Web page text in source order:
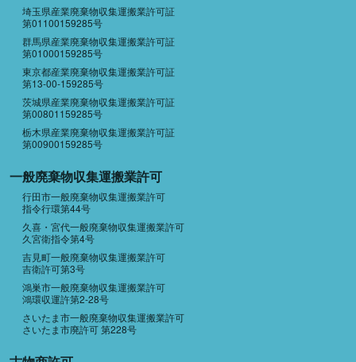
埼玉県産業廃棄物収集運搬業許可証
第01100159285号
群馬県産業廃棄物収集運搬業許可証
第01000159285号
東京都産業廃棄物収集運搬業許可証
第13-00-159285号
茨城県産業廃棄物収集運搬業許可証
第00801159285号
栃木県産業廃棄物収集運搬業許可証
第00900159285号
一般廃棄物収集運搬業許可
行田市一般廃棄物収集運搬業許可
指令行環第44号
久喜・宮代一般廃棄物収集運搬業許可
久宮衛指令第4号
吉見町一般廃棄物収集運搬業許可
吉衛許可第3号
鴻巣市一般廃棄物収集運搬業許可
鴻環収運許第2-28号
さいたま市一般廃棄物収集運搬業許可
さいたま市廃許可 第228号